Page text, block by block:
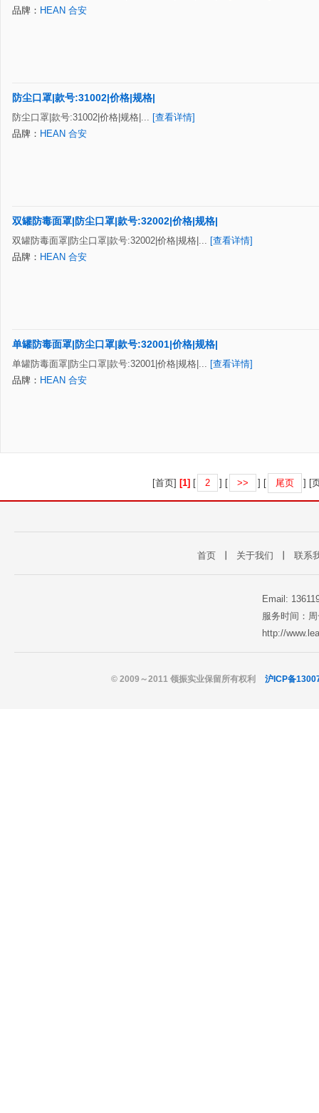
品牌： HEAN 合安
防尘口罩|款号:31002|价格|规格|
防尘口罩|款号:31002|价格|规格|... [查看详情]
品牌： HEAN 合安
双罐防毒面罩|防尘口罩|款号:32002|价格|规格|
双罐防毒面罩|防尘口罩|款号:32002|价格|规格|... [查看详情]
品牌： HEAN 合安
单罐防毒面罩|防尘口罩|款号:32001|价格|规格|
单罐防毒面罩|防尘口罩|款号:32001|价格|规格|... [查看详情]
品牌： HEAN 合安
[首页] [1] [ 2 ] [ >> ] [ 尾页 ] [
首页 关于我们 联系
Email:
服务时间：
http://
© 2009～2011 领振实业保留所有权利 沪ICP备